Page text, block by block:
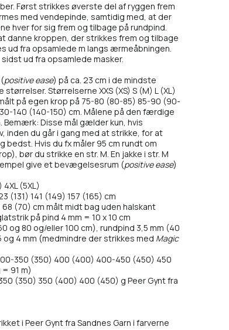
Først strikkes øverste del af ryggen frem
med vendepinde, samtidig med, at der
hver for sig frem og tilbage på rundpind.
danne kroppen, der strikkes frem og tilbage
ud fra opsamlede m langs ærmeåbningen.
ud fra opsamlede masker.
positive ease) på ca. 23 cm i de mindste
Størrelserne XXS (XS) S (M) L (XL)
på egen krop på 75-80 (80-85) 85-90 (90-
140 (140-150) cm. Målene på den færdige
Disse mål gælder kun, hvis
inden du går i gang med at strikke, for at
bedst. Hvis du fx måler 95 cm rundt om
bør du strikke en str. M. En jakke i str. M
give et bevægelsesrum (positive ease)
4XL (5XL)
(131) 141 (149) 157 (165) cm
(70) cm målt midt bag uden halskant
på pind 4 mm = 10 x 10 cm
og 80 og/eller 100 cm), rundpind 3,5 mm (40
4 mm (medmindre der strikkes med Magic
350 (350) 400 (400) 400-450 (450) 450
91 m)
(350) 350 (400) 400 (450) g Peer Gynt fra
i Peer Gynt fra Sandnes Garn i farverne